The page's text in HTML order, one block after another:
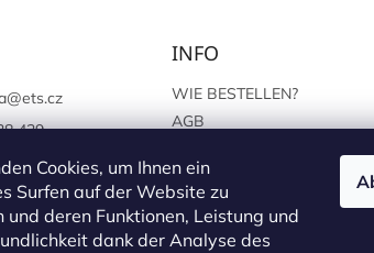
Cookies, um Ihnen ein
Surfen auf der Website zu
und deren Funktionen, Leistung und
dank der Analyse des
@ets.cz
439
www.facebook.c
INFO
WIE BESTELLEN?
AGB
PERSÖNLICHEN ANGABEN